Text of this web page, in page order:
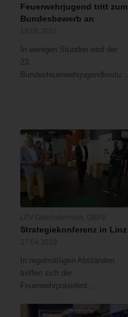
Feuerwehrjugend tritt zum
Bundesbewerb an
In wenigen Stunden wird der
23.
Strategiekonferenz in Linz
In regelmäßigen Abständen
treffen sich der
Feuerwehrpräsident,…